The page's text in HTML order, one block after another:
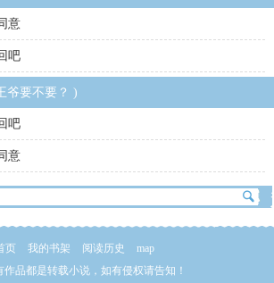
意
吧
爷要不要？ )
吧
意
页 我的书架 阅读历史
map
作品都是转载小说，如有侵权请告知！